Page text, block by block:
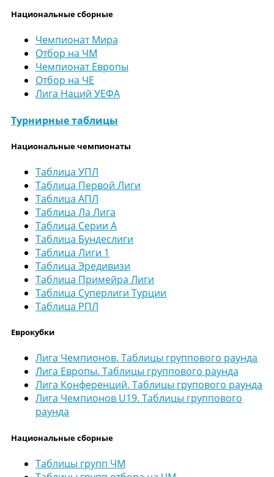
Национальные сборные
Чемпионат Мира
Отбор на ЧМ
Чемпионат Европы
Отбор на ЧЕ
Лига Наций УЕФА
Турнирные таблицы
Национальные чемпионаты
Таблица УПЛ
Таблица Первой Лиги
Таблица АПЛ
Таблица Ла Лига
Таблица Серии А
Таблица Бундеслиги
Таблица Лиги 1
Таблица Эредивизи
Таблица Примейра Лиги
Таблица Суперлиги Турции
Таблица РПЛ
Еврокубки
Лига Чемпионов. Таблицы группового раунда
Лига Европы. Таблицы группового раунда
Лига Конференций. Таблицы групового раунда
Лига Чемпионов U19. Таблицы группового
раунда
Национальные сборные
Таблицы групп ЧМ